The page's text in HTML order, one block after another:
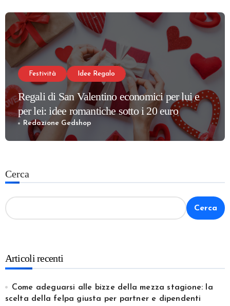
Festività Idee Regalo
Regali di San Valentino economici per lui e
per lei: idee romantiche sotto i 20 euro
Redazione Gedshop
Cerca
Cerca
Articoli recenti
Come adeguarsi alle bizze della mezza stagione: la
scelta della felpa giusta per partner e dipendenti